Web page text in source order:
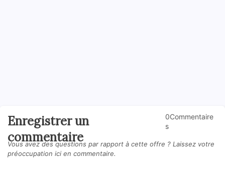
Enregistrer un
commentaire
0Commentaire
s
Vous avez des questions par rapport à cette offre ? Laissez votre
préoccupation ici en commentaire.